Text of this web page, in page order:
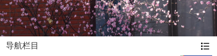
导航栏目